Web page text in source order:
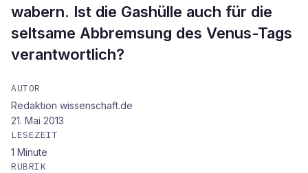
wabern. Ist die Gashülle auch für die
seltsame Abbremsung des Venus-Tags
verantwortlich?
AUTOR
Redaktion wissenschaft.de
21. Mai 2013
LESEZEIT
1 Minute
RUBRIK